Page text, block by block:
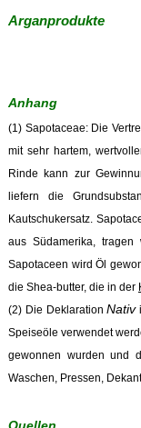
Arganprodukte
Anhang
(1) Sapotaceae: Die
mit sehr hartem,
Rinde kann zur
liefern die
Kautschukersatz.
aus Südamerika, tragen
Sapotaceen wird Öl
die Shea-butter, die in der
(2) Die DeklarationNativ
Speiseöle verwendet
gewonnen wurden und
Waschen, Pressen,